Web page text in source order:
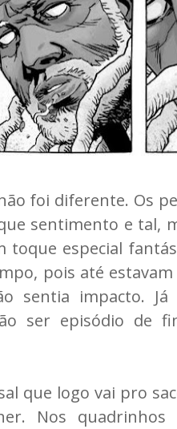
foi diferente. Os
sentimento e tal,
especial
pois até
sentia impacto.
ser episódio de
que logo vai pro
Nos